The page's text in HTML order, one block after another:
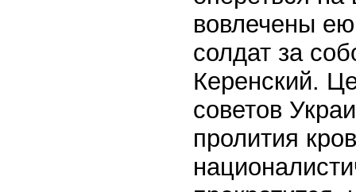
вовлечены
солдат за
Керенский.
советов
пролития